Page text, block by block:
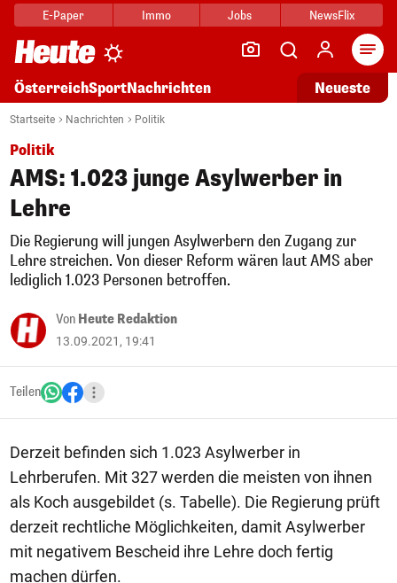
E-Paper Immo Jobs NewsFlix
ÖsterreichSportNachrichten Neueste
Startseite Nachrichten Politik
Politik
AMS: 1.023 junge Asylwerber in
Lehre
Die Regierung will jungen Asylwerbern den Zugang zur
Lehre streichen. Von dieser Reform wären laut AMS aber
lediglich 1.023 Personen betroffen.
Von Heute Redaktion
13.09.2021, 19:41
Teilen
Derzeit befinden sich 1.023 Asylwerber in
Lehrberufen. Mit 327 werden die meisten von ihnen
als Koch ausgebildet (s. Tabelle). Die Regierung prüft
derzeit rechtliche Möglichkeiten, damit Asylwerber
mit negativem Bescheid ihre Lehre doch fertig
machen dürfen.